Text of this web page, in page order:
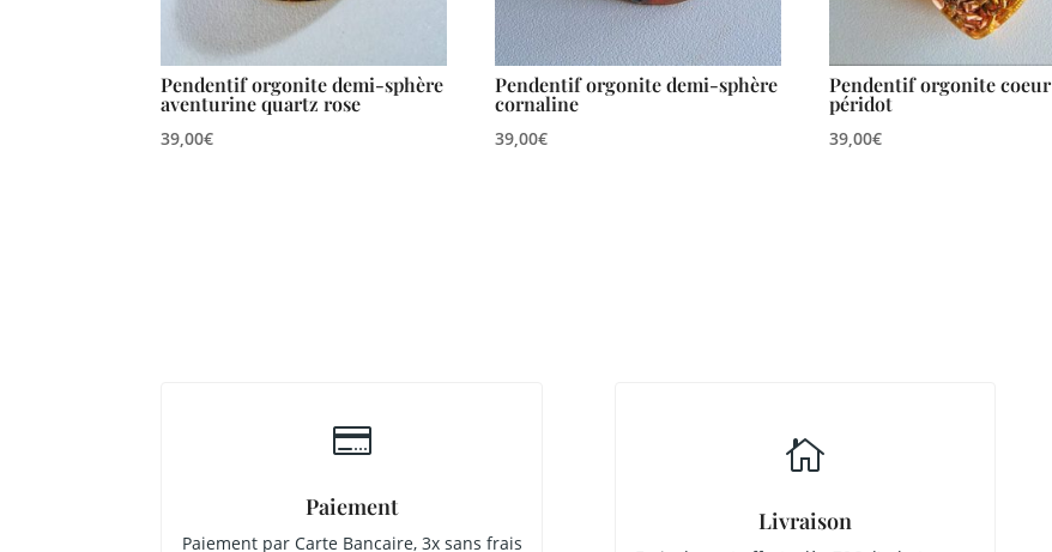
Pendentif orgonite demi-sphère
aventurine quartz rose
39,00€
Pendentif orgonite demi-sphère
cornaline
39,00€
Pendentif orgonite coeur
péridot
39,00€

Paiement
Paiement par Carte Bancaire, 3x sans frais

Livraison